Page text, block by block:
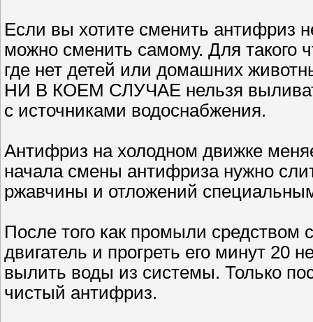
Если вы хотите сменить антифриз
можно сменить самому. Для такого
где нет детей или домашних
НИ В КОЕМ СЛУЧАЕ нельзя
с источниками водоснабжения.
Антифриз на холодном движке
начала смены антифриза нужно
ржавчины и отложений
После того как промыли средством
двигатель и прогреть его минут 20
вылить воды из системы. Только
чистый антифриз.